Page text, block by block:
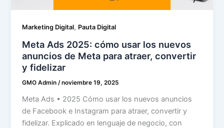
Marketing Digital, Pauta Digital
Meta Ads 2025: cómo usar los nuevos
anuncios de Meta para atraer, convertir
y fidelizar
GMO Admin /noviembre 19, 2025
Meta Ads • 2025 Cómo usar los nuevos anuncios
de Facebook e Instagram para atraer, convertir y
fidelizar. Explicado en lenguaje de negocio, con